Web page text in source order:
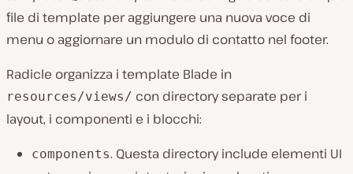
file di template per aggiungere una nuova voce di
menu o aggiornare un modulo di contatto nel footer.
Radicle organizza i template Blade in
resources/views/ con directory separate per i
layout, i componenti e i blocchi:
components. Questa directory include elementi UI